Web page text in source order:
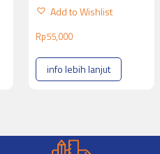
Add to Wishlist
Rp55,000
info lebih lanjut